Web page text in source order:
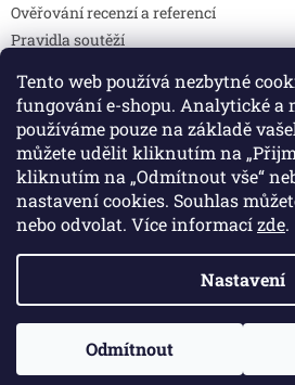
Tento web používá nezbytné
fungování e-shopu. Analytické a
používáme pouze na základě
můžete udělit kliknutím na
kliknutím na „Odmítnout vše“
nastavení cookies. Souhlas
nebo odvolat. Více informacízde.
Nastavení
Odmítnout
🚚 Doprava zdarma při objednávce nad 2
Ověřování recenzí a referencí
Pravidla soutěží
Způsoby platby
DOTAZY
Kontakty
Copyright 2026Colibri print.
Upravit nastavení